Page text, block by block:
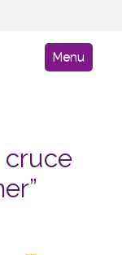
AFA site
Skip to content
Menu
cruce